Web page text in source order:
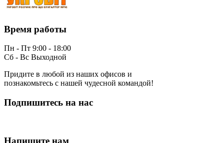
Время работы
Пн - Пт 9:00 - 18:00
Сб - Вс Выходной
Придите в любой из наших офисов и
познакомьтесь с нашей чудесной командой!
Подпишитесь на нас